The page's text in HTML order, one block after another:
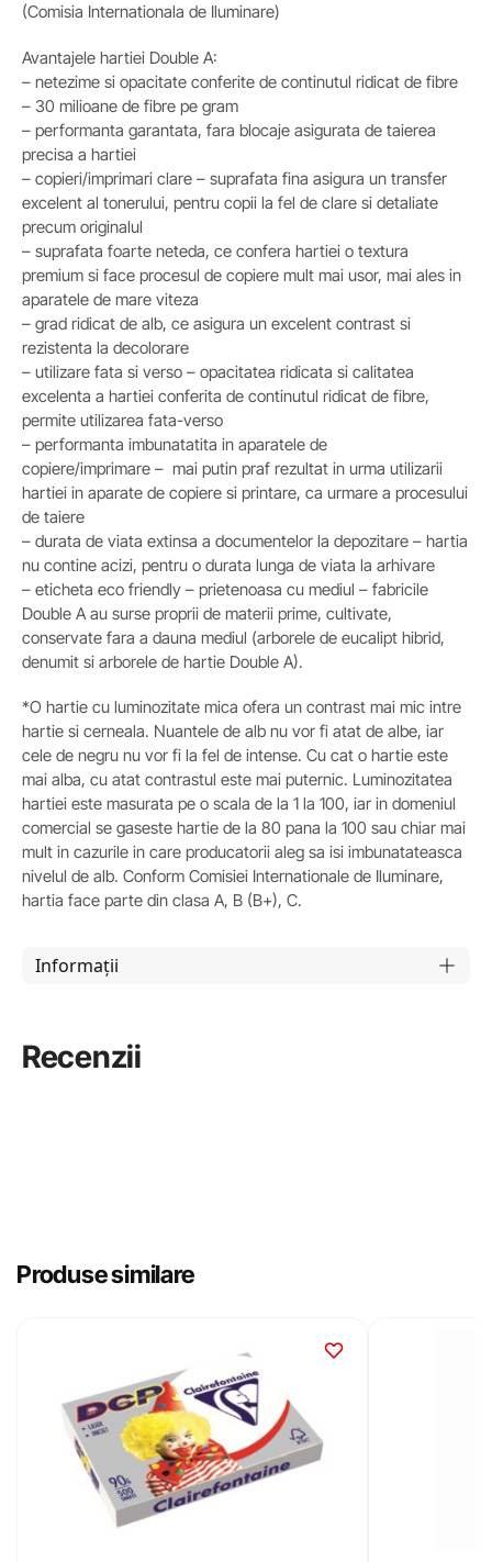
(Comisia Internationala de Iluminare)
Avantajele hartiei Double A:
– netezime si opacitate conferite de continutul ridicat de fibre
– 30 milioane de fibre pe gram
– performanta garantata, fara blocaje asigurata de taierea
precisa a hartiei
– copieri/imprimari clare – suprafata fina asigura un transfer
excelent al tonerului, pentru copii la fel de clare si detaliate
precum originalul
– suprafata foarte neteda, ce confera hartiei o textura
premium si face procesul de copiere mult mai usor, mai ales in
aparatele de mare viteza
– grad ridicat de alb, ce asigura un excelent contrast si
rezistenta la decolorare
– utilizare fata si verso – opacitatea ridicata si calitatea
excelenta a hartiei conferita de continutul ridicat de fibre,
permite utilizarea fata-verso
– performanta imbunatatita in aparatele de
copiere/imprimare – mai putin praf rezultat in urma utilizarii
hartiei in aparate de copiere si printare, ca urmare a procesului
de taiere
– durata de viata extinsa a documentelor la depozitare – hartia
nu contine acizi, pentru o durata lunga de viata la arhivare
– eticheta eco friendly – prietenoasa cu mediul – fabricile
Double A au surse proprii de materii prime, cultivate,
conservate fara a dauna mediul (arborele de eucalipt hibrid,
denumit si arborele de hartie Double A).
*O hartie cu luminozitate mica ofera un contrast mai mic intre
hartie si cerneala. Nuantele de alb nu vor fi atat de albe, iar
cele de negru nu vor fi la fel de intense. Cu cat o hartie este
mai alba, cu atat contrastul este mai puternic. Luminozitatea
hartiei este masurata pe o scala de la 1 la 100, iar in domeniul
comercial se gaseste hartie de la 80 pana la 100 sau chiar mai
mult in cazurile in care producatorii aleg sa isi imbunatateasca
nivelul de alb. Conform Comisiei Internationale de Iluminare,
hartia face parte din clasa A, B (B+), C.
Informații
Recenzii
Produse similare